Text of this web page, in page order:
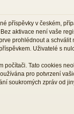
příspěvky v českém,
aktivace není vaše
prohlédnout a schválit
Uživatelé s
Tato cookies
pro potvrzení
soukromých zpráv od